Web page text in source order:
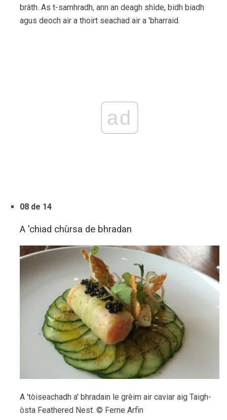
bràth. As t-samhradh, ann an deagh shìde, bidh biadh
agus deoch air a thoirt seachad air a 'bharraid.
ad
08 de 14
A 'chiad chùrsa de bhradan
A 'tòiseachadh a' bhradain le grèim air caviar aig Taigh-
òsta Feathered Nest. © Ferne Arfin